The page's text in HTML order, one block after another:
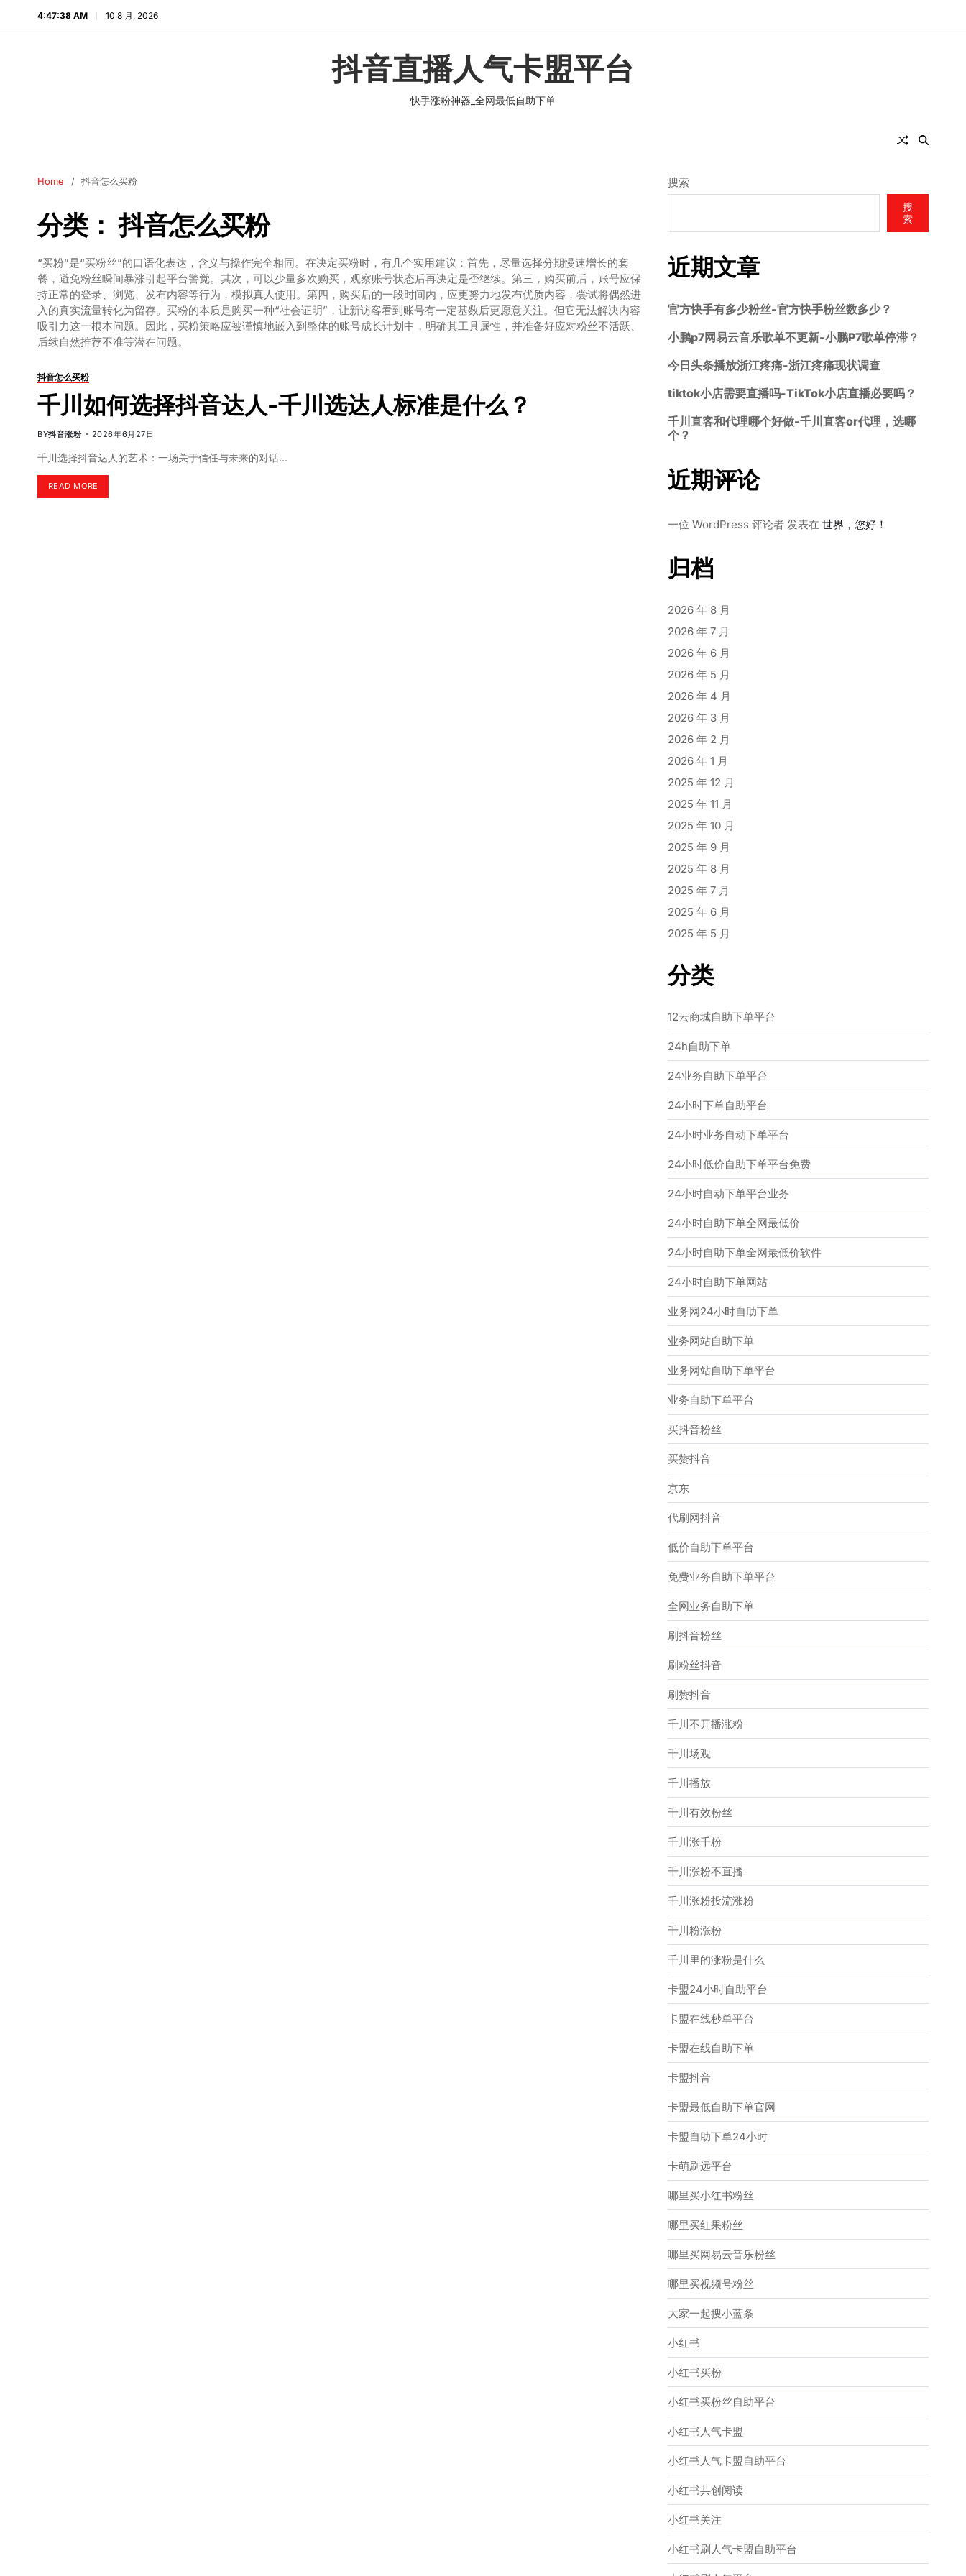
4:47:39 AM 10 8 月, 2026
抖音直播人气卡盟平台
快手涨粉神器_全网最低自助下单
Home 抖音怎么买粉
分类：抖音怎么买粉
“买粉”是“买粉丝”的口语化表达，含义与操作完全相同。在决定买粉时，有几个实用建议：首先，尽量选择分期慢速增长的套
餐，避免粉丝瞬间暴涨引起平台警觉。其次，可以少量多次购买，观察账号状态后再决定是否继续。第三，购买前后，账号应保
持正常的登录、浏览、发布内容等行为，模拟真人使用。第四，购买后的一段时间内，应更努力地发布优质内容，尝试将偶然进
入的真实流量转化为留存。买粉的本质是购买一种“社会证明”，让新访客看到账号有一定基数后更愿意关注。但它无法解决内容
吸引力这一根本问题。因此，买粉策略应被谨慎地嵌入到整体的账号成长计划中，明确其工具属性，并准备好应对粉丝不活跃、
后续自然推荐不准等潜在问题。
抖音怎么买粉
千川如何选择抖音达人-千川选达人标准是什么？
BY抖音涨粉 2026年6月27日
千川选择抖音达人的艺术：一场关于信任与未来的对话…
READ MORE
搜索
搜
索
近期文章
官方快手有多少粉丝-官方快手粉丝数多少？
小鹏p7网易云音乐歌单不更新-小鹏P7歌单停滞？
今日头条播放浙江疼痛-浙江疼痛现状调查
tiktok小店需要直播吗-TikTok小店直播必要吗？
千川直客和代理哪个好做-千川直客or代理，选哪
个？
近期评论
一位 WordPress 评论者 发表在 世界，您好！
归档
2026 年 8 月
2026 年 7 月
2026 年 6 月
2026 年 5 月
2026 年 4 月
2026 年 3 月
2026 年 2 月
2026 年 1 月
2025 年 12 月
2025 年 11 月
2025 年 10 月
2025 年 9 月
2025 年 8 月
2025 年 7 月
2025 年 6 月
2025 年 5 月
分类
12云商城自助下单平台
24h自助下单
24业务自助下单平台
24小时下单自助平台
24小时业务自动下单平台
24小时低价自助下单平台免费
24小时自动下单平台业务
24小时自助下单全网最低价
24小时自助下单全网最低价软件
24小时自助下单网站
业务网24小时自助下单
业务网站自助下单
业务网站自助下单平台
业务自助下单平台
买抖音粉丝
买赞抖音
京东
代刷网抖音
低价自助下单平台
免费业务自助下单平台
全网业务自助下单
刷抖音粉丝
刷粉丝抖音
刷赞抖音
千川不开播涨粉
千川场观
千川播放
千川有效粉丝
千川涨千粉
千川涨粉不直播
千川涨粉投流涨粉
千川粉涨粉
千川里的涨粉是什么
卡盟24小时自助平台
卡盟在线秒单平台
卡盟在线自助下单
卡盟抖音
卡盟最低自助下单官网
卡盟自助下单24小时
卡萌刷远平台
哪里买小红书粉丝
哪里买红果粉丝
哪里买网易云音乐粉丝
哪里买视频号粉丝
大家一起搜小蓝条
小红书
小红书买粉
小红书买粉丝自助平台
小红书人气卡盟
小红书人气卡盟自助平台
小红书共创阅读
小红书关注
小红书刷人气卡盟自助平台